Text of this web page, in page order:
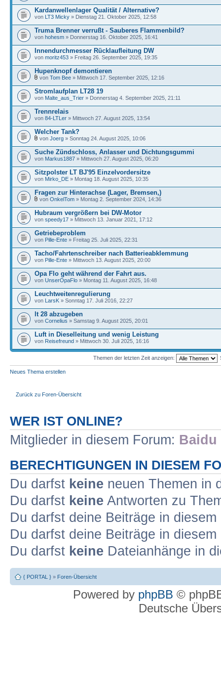
Kardanwellenlager Qualität / Alternative?
von LT3 Micky » Dienstag 21. Oktober 2025, 12:58
Truma Brenner verrußt - Sauberes Flammenbild?
von hohesm » Donnerstag 16. Oktober 2025, 16:41
Innendurchmesser Rücklaufleitung DW
von moritz453 » Freitag 26. September 2025, 19:35
Hupenknopf demontieren
von Tom Bee » Mittwoch 17. September 2025, 12:16
Stromlaufplan LT28 19
von Malte_aus_Trier » Donnerstag 4. September 2025, 21:11
Trennrelais
von 84-LTLer » Mittwoch 27. August 2025, 13:54
Welcher Tank?
von Joerg » Sonntag 24. August 2025, 10:06
Suche Zündschloss, Anlasser und Dichtungsgummi
von Markus1887 » Mittwoch 27. August 2025, 06:20
Sitzpolster LT BJ'95 Einzelvordersitze
von Mirko_DE » Montag 18. August 2025, 10:35
Fragen zur Hinterachse (Lager, Bremsen,)
von OnkelTom » Montag 2. September 2024, 14:36
Hubraum vergrößern bei DW-Motor
von speedy17 » Mittwoch 13. Januar 2021, 17:12
Getriebeproblem
von Pille-Ente » Freitag 25. Juli 2025, 22:31
Tacho/Fahrtenschreiber nach Batterieabklemmung
von Pille-Ente » Mittwoch 13. August 2025, 20:00
Opa Flo geht während der Fahrt aus.
von UnserOpaFlo » Montag 11. August 2025, 16:48
Leuchtweitenregulierung
von LarsK » Sonntag 17. Juli 2016, 22:27
lt 28 abzugeben
von Cornelius » Samstag 9. August 2025, 20:01
Luft in Dieselleitung und wenig Leistung
von Reisefreund » Mittwoch 30. Juli 2025, 16:16
Themen der letzten Zeit anzeigen:
Neues Thema erstellen
Zurück zu Foren-Übersicht
WER IST ONLINE?
Mitglieder in diesem Forum:
BERECHTIGUNGEN IN DIESEM
Du darfst keine neuen Themen in
Du darfst keine Antworten zu
Du darfst deine Beiträge in
Du darfst deine Beiträge in
Du darfst keine Dateianhänge in
{ PORTAL } » Foren-Übersicht
Powered by phpBB ©
Deutsche